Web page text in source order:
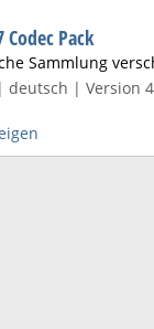
Pack
Sammlung
deutsch | Version